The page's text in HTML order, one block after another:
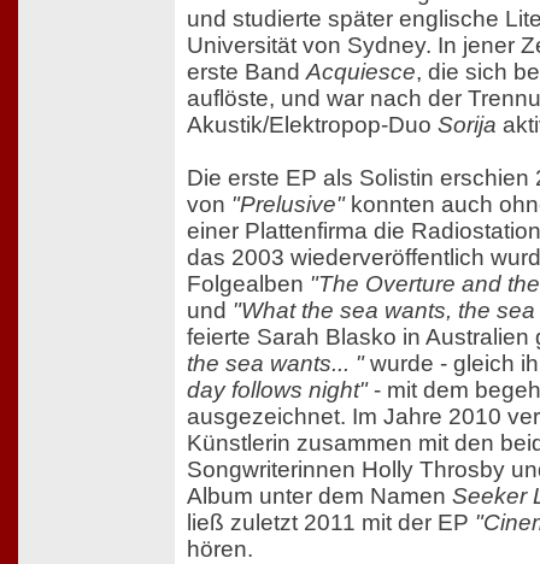
und studierte später englische
Universität von Sydney. In jener
erste BandAcquiesce, die sich
auflöste, und war nach der
Akustik/Elektropop-Duo Sorija
Die erste EP als Solistin erschien
von "Prelusive"konnten auch
einer Plattenfirma die
das 2003 wiederveröffentlich
Folgealben "The Overture and
und "What the sea wants, the
feierte Sarah Blasko in
the sea wants... "wurde - gleich
day follows night"- mit dem
ausgezeichnet. Im Jahre 2010
Künstlerin zusammen mit den
Songwriterinnen Holly Throsby
Album unter dem Namen Seeker
ließ zuletzt 2011 mit der EP
hören.